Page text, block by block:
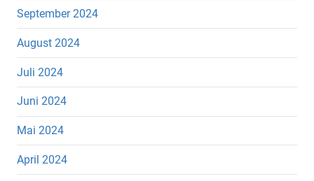
September 2024
August 2024
Juli 2024
Juni 2024
Mai 2024
April 2024